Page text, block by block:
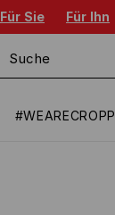
Für Sie Für Ihn
#WEARECROPP